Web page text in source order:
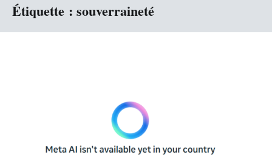
Étiquette : souverraineté